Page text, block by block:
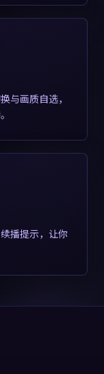
与画质自选，
播提示，让你